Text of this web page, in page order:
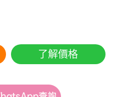
了解價格